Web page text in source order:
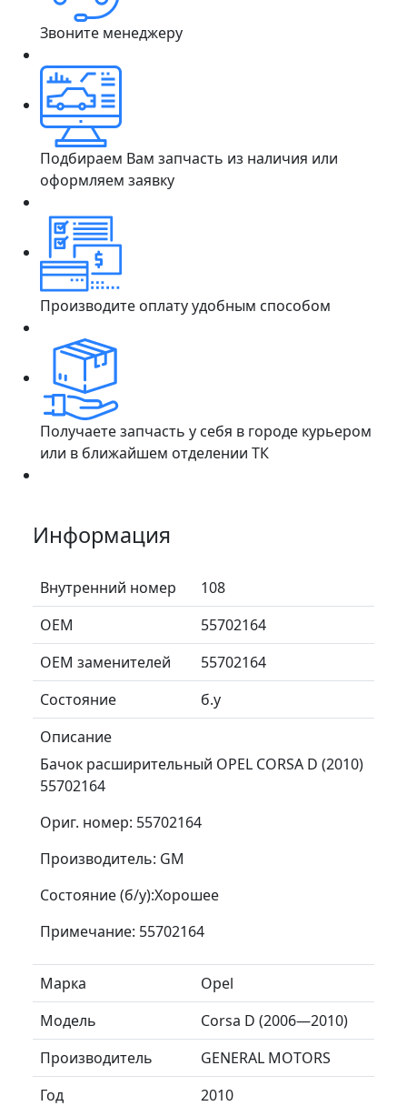
Звоните менеджеру
Подбираем Вам запчасть из наличия или
оформляем заявку
Производите оплату удобным способом
Получаете запчасть у себя в городе курьером
или в ближайшем отделении ТК
Информация
Внутренний номер
108
ОЕМ
55702164
ОЕМ заменителей
55702164
Состояние
б.у
Описание
Бачок расширительный OPEL CORSA D (2010)
55702164
Ориг. номер: 55702164
Производитель: GM
Состояние (б/у):Хорошее
Примечание: 55702164
Марка
Opel
Модель
Corsa D (2006—2010)
Производитель
GENERAL MOTORS
Год
2010